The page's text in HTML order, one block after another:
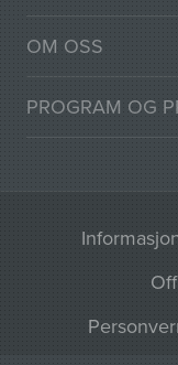
OM OSS
PROGRAM OG